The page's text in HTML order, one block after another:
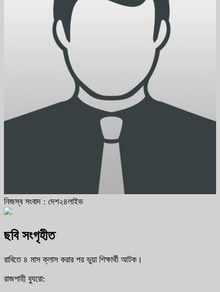
নিজস্ব সংবাদ : দেশ২৪লাইভ
ছবি সংগৃহীত
রাবিতে ৪ মাস ক্লাস করার পর ভুয়া শিক্ষার্থী আটক।
রাজশাহী ব্যুরো: